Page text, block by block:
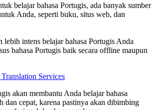
belajar bahasa Portugis, ada banyak sumber
Anda, seperti buku, situs web, dan
intens belajar bahasa Portugis Anda
bahasa Portugis baik secara offline maupun
akan membantu Anda belajar bahasa
dan cepat, karena pastinya akan dibimbing